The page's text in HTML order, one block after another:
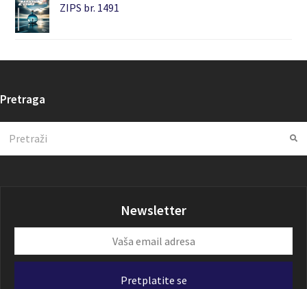
ZIPS br. 1491
Pretraga
Newsletter
email
Pretplatite se